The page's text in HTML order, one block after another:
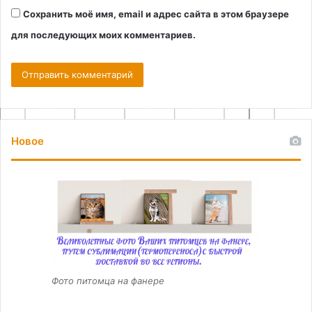
Сохранить моё имя, email и адрес сайта в этом браузере
для последующих моих комментариев.
Новое
Фото питомца на фанере